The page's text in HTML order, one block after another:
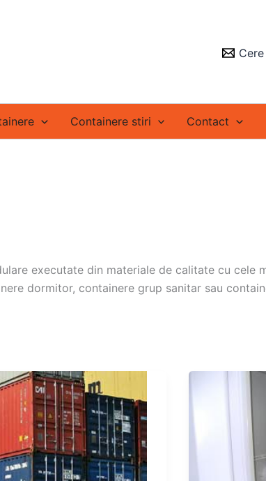
Containere stiri Contact
executate din materiale de calitate cu cele
dormitor, containere grup sanitar sau